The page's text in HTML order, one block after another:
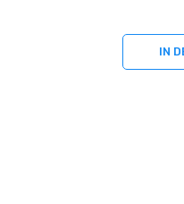
IN